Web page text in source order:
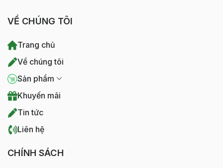
VỀ CHÚNG TÔI
Trang chủ
Về chúng tôi
Sản phẩm
Khuyến mãi
Tin tức
Liên hệ
CHÍNH SÁCH